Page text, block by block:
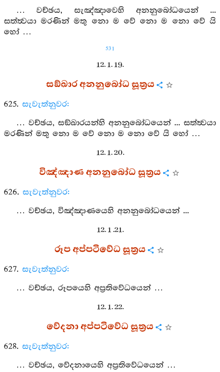
… වච්ඡය, සැඤ්ඤාවෙහි අනනුබෝධයෙන් ...
සත්ත්‍වයා මරණින් මතු නො ම වේ නො ම නො වේ යි
හෝ …
531
12. 1. 19.
සඞ්ඛාර අනනුබෝධ සූත්‍රය
625. සැවැත්නුවර:
… වච්ඡය, සඞ්ඛාරයන්හි අනනුබෝධයෙන් ... සත්ත්‍වයා
මරණින් මතු නො ම වේ නො ම නො වේ යි හෝ …
12. 1. 20.
විඤ්ඤාණ අනනුබෝධ සූත්‍රය
626. සැවැත්නුවර:
… වච්ඡය, විඤ්ඤාණයෙහි අනනුබෝධයෙන් ...
12. 1 .21.
රූප අප්පටිවේධ සූත්‍රය
627. සැවැත්නුවර:
… වච්ඡය, රූපයෙහි අප්‍රතිවේධයෙන් …
12. 1. 22.
වේදනා අප්පටිවේධ සූත්‍රය
628. සැවැත්නුවර:
… වච්ඡය, වේදනායෙහි අප්‍රතිවේධයෙන් …